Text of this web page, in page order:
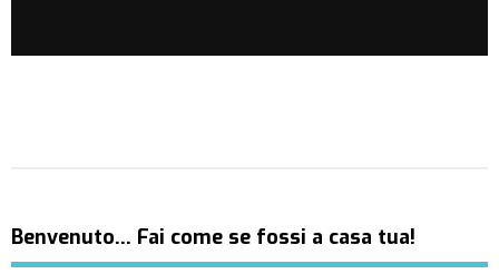
Benvenuto… Fai come se fossi a casa tua!